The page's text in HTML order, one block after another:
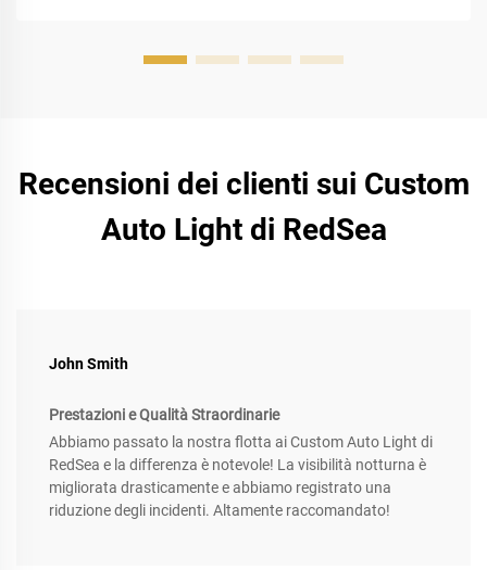
Recensioni dei clienti sui Custom
Auto Light di RedSea
John Smith
Prestazioni e Qualità Straordinarie
Abbiamo passato la nostra flotta ai Custom Auto Light di
RedSea e la differenza è notevole! La visibilità notturna è
migliorata drasticamente e abbiamo registrato una
riduzione degli incidenti. Altamente raccomandato!